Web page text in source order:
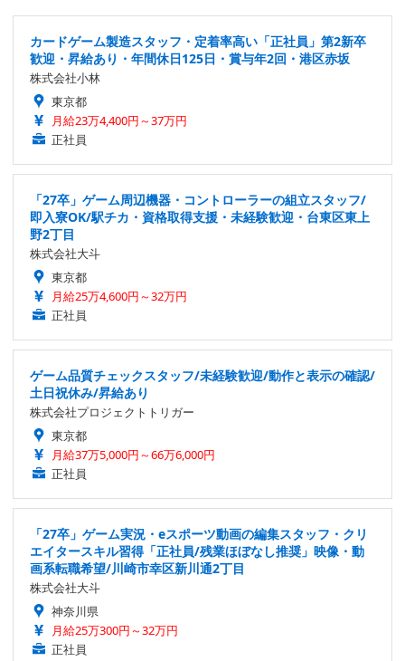
カードゲーム製造スタッフ・定着率高い「正社員」第2新卒
歓迎・昇給あり・年間休日125日・賞与年2回・港区赤坂
株式会社小林
東京都
月給23万4,400円～37万円
正社員
「27卒」ゲーム周辺機器・コントローラーの組立スタッフ/
即入寮OK/駅チカ・資格取得支援・未経験歓迎・台東区東上
野2丁目
株式会社大斗
東京都
月給25万4,600円～32万円
正社員
ゲーム品質チェックスタッフ/未経験歓迎/動作と表示の確認/
土日祝休み/昇給あり
株式会社プロジェクトトリガー
東京都
月給37万5,000円～66万6,000円
正社員
「27卒」ゲーム実況・eスポーツ動画の編集スタッフ・クリ
エイタースキル習得「正社員/残業ほぼなし推奨」映像・動
画系転職希望/川崎市幸区新川通2丁目
株式会社大斗
神奈川県
月給25万300円～32万円
正社員